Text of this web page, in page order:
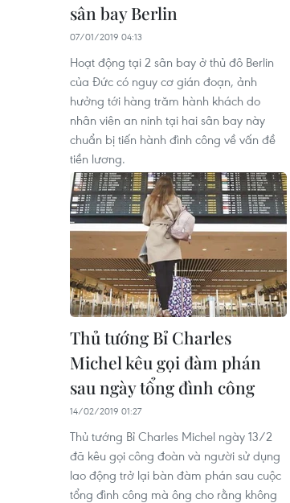
sân bay Berlin
07/01/2019 04:13
Hoạt động tại 2 sân bay ở thủ đô Berlin
của Đức có nguy cơ gián đoạn, ảnh
hưởng tới hàng trăm hành khách do
nhân viên an ninh tại hai sân bay này
chuẩn bị tiến hành đình công về vấn đề
tiền lương.
Thủ tướng Bỉ Charles
Michel kêu gọi đàm phán
sau ngày tổng đình công
14/02/2019 01:27
Thủ tướng Bỉ Charles Michel ngày 13/2
đã kêu gọi công đoàn và người sử dụng
lao động trở lại bàn đàm phán sau cuộc
tổng đình công mà ông cho rằng không